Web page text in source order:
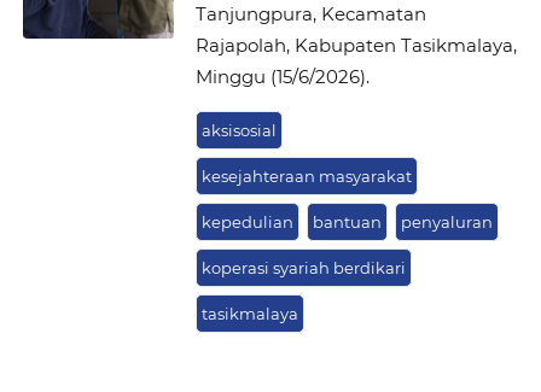
Tanjungpura, Kecamatan
Rajapolah, Kabupaten Tasikmalaya,
Minggu (15/6/2026).
aksisosial
kesejahteraan masyarakat
kepedulian bantuan penyaluran
koperasi syariah berdikari
tasikmalaya